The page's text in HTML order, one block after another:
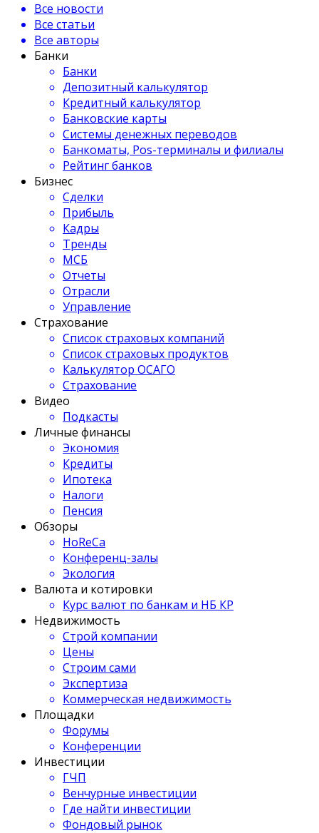
Все новости
Все статьи
Все авторы
Банки
Банки
Депозитный калькулятор
Кредитный калькулятор
Банковские карты
Системы денежных переводов
Банкоматы, Pos-терминалы и филиалы
Рейтинг банков
Бизнес
Сделки
Прибыль
Кадры
Тренды
МСБ
Отчеты
Отрасли
Управление
Страхование
Список страховых компаний
Список страховых продуктов
Калькулятор ОСАГО
Страхование
Видео
Подкасты
Личные финансы
Экономия
Кредиты
Ипотека
Налоги
Пенсия
Обзоры
HoReCa
Конференц-залы
Экология
Валюта и котировки
Курс валют по банкам и НБ КР
Недвижимость
Строй компании
Цены
Строим сами
Экспертиза
Коммерческая недвижимость
Площадки
Форумы
Конференции
Инвестиции
ГЧП
Венчурные инвестиции
Где найти инвестиции
Фондовый рынок